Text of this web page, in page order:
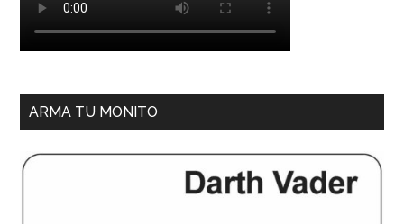
ARMA TU MONITO